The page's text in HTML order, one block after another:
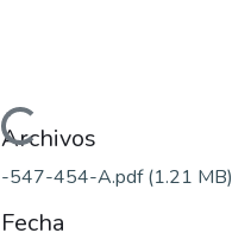
Cargando...
Archivos
-547-454-A.pdf(1.21 MB)
Fecha